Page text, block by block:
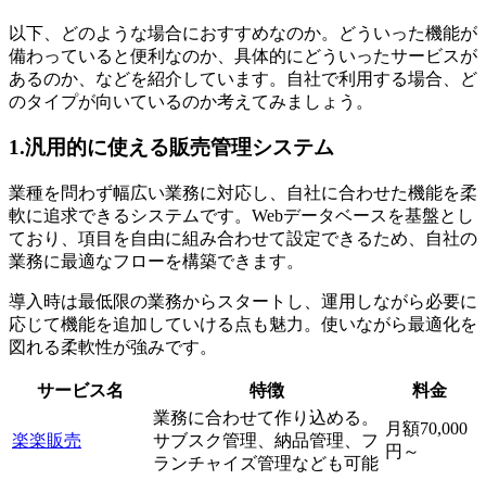
以下、どのような場合におすすめなのか。どういった機能が
備わっていると便利なのか、具体的にどういったサービスが
あるのか、などを紹介しています。自社で利用する場合、ど
のタイプが向いているのか考えてみましょう。
1.汎用的に使える販売管理システム
業種を問わず幅広い業務に対応し、自社に合わせた機能を柔
軟に追求できるシステムです。Webデータベースを基盤とし
ており、項目を自由に組み合わせて設定できるため、自社の
業務に最適なフローを構築できます。
導入時は最低限の業務からスタートし、運用しながら必要に
応じて機能を追加していける点も魅力。使いながら最適化を
図れる柔軟性が強みです。
サービス名 特徴 料金
楽楽販売
業務に合わせて作り込める。
サブスク管理、納品管理、フ
ランチャイズ管理なども可能
月額70,000
円～